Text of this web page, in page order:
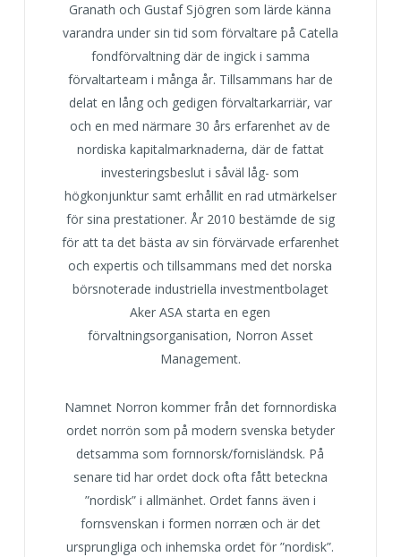
Granath och Gustaf Sjögren som lärde känna
varandra under sin tid som förvaltare på Catella
fondförvaltning där de ingick i samma
förvaltarteam i många år. Tillsammans har de
delat en lång och gedigen förvaltarkarriär, var
och en med närmare 30 års erfarenhet av de
nordiska kapitalmarknaderna, där de fattat
investeringsbeslut i såväl låg- som
högkonjunktur samt erhållit en rad utmärkelser
för sina prestationer. År 2010 bestämde de sig
för att ta det bästa av sin förvärvade erfarenhet
och expertis och tillsammans med det norska
börsnoterade industriella investmentbolaget
Aker ASA starta en egen
förvaltningsorganisation, Norron Asset
Management.
Namnet Norron kommer från det fornnordiska
ordet norrön som på modern svenska betyder
detsamma som fornnorsk/fornisländsk. På
senare tid har ordet dock ofta fått beteckna
”nordisk” i allmänhet. Ordet fanns även i
fornsvenskan i formen norræn och är det
ursprungliga och inhemska ordet för ”nordisk”.